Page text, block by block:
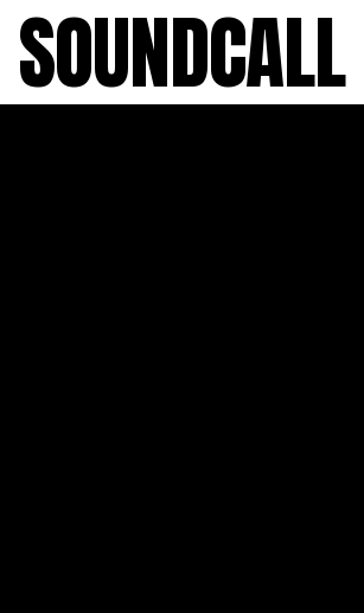
SOUNDCALL